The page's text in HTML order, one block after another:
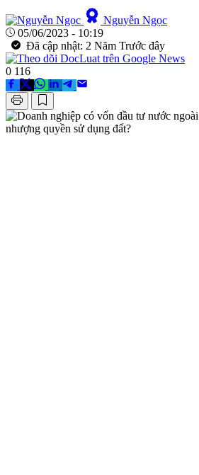
Nguyễn Ngọc
05/06/2023 - 10:19
Đã cập nhật: 2 Năm Trước đây
0 116